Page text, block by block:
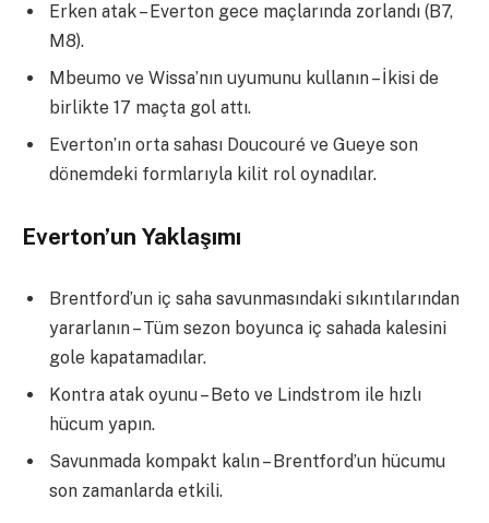
Erken atak – Everton gece maçlarında zorlandı (B7,
M8).
Mbeumo ve Wissa’nın uyumunu kullanın – İkisi de
birlikte 17 maçta gol attı.
Everton’ın orta sahası Doucouré ve Gueye son
dönemdeki formlarıyla kilit rol oynadılar.
Everton’un Yaklaşımı
Brentford’un iç saha savunmasındaki sıkıntılarından
yararlanın – Tüm sezon boyunca iç sahada kalesini
gole kapatamadılar.
Kontra atak oyunu – Beto ve Lindstrom ile hızlı
hücum yapın.
Savunmada kompakt kalın – Brentford’un hücumu
son zamanlarda etkili.